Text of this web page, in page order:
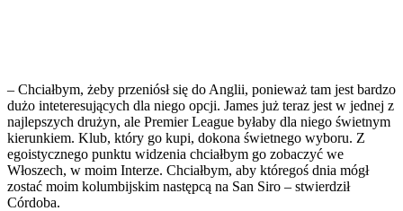
– Chciałbym, żeby przeniósł się do Anglii, ponieważ tam jest bardzo
dużo inteteresujących dla niego opcji. James już teraz jest w jednej z
najlepszych drużyn, ale Premier League byłaby dla niego świetnym
kierunkiem. Klub, który go kupi, dokona świetnego wyboru. Z
egoistycznego punktu widzenia chciałbym go zobaczyć we
Włoszech, w moim Interze. Chciałbym, aby któregoś dnia mógł
zostać moim kolumbijskim następcą na San Siro – stwierdził
Córdoba.